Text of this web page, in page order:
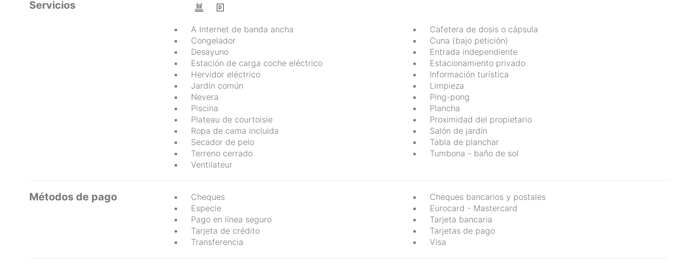
Servicios
A Internet de banda ancha
Cafetera de dosis o cápsula
Congelador
Cuna (bajo petición)
Desayuno
Entrada independiente
Estación de carga coche eléctrico
Estacionamiento privado
Hervidor eléctrico
Información turística
Jardín común
Limpieza
Nevera
Ping-pong
Piscina
Plancha
Plateau de courtoisie
Proximidad del propietario
Ropa de cama incluida
Salón de jardín
Secador de pelo
Tabla de planchar
Terreno cerrado
Tumbona - baño de sol
Ventilateur
Métodos de pago Cheques
Cheques bancarios y postales
Especie
Eurocard - Mastercard
Pago en línea seguro
Tarjeta bancaria
Tarjeta de crédito
Tarjetas de pago
Transferencia
Visa